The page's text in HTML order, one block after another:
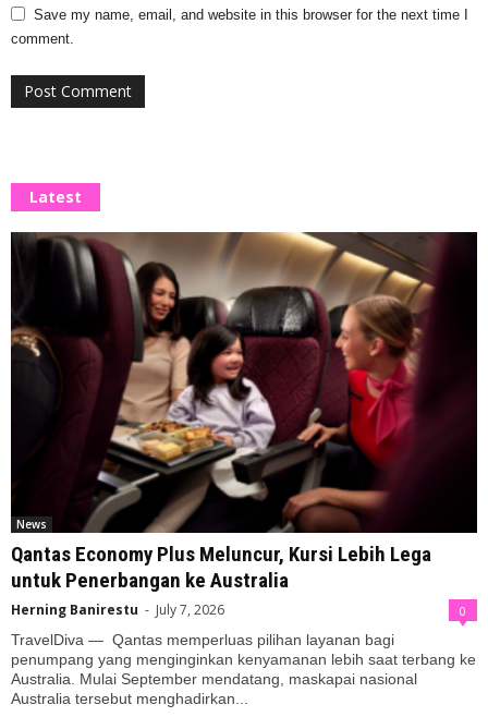
Save my name, email, and website in this browser for the next time I
comment.
Latest
News
Qantas Economy Plus Meluncur, Kursi Lebih Lega
untuk Penerbangan ke Australia
Herning Banirestu - July 7, 2026 0
TravelDiva — Qantas memperluas pilihan layanan bagi
penumpang yang menginginkan kenyamanan lebih saat terbang ke
Australia. Mulai September mendatang, maskapai nasional
Australia tersebut menghadirkan...